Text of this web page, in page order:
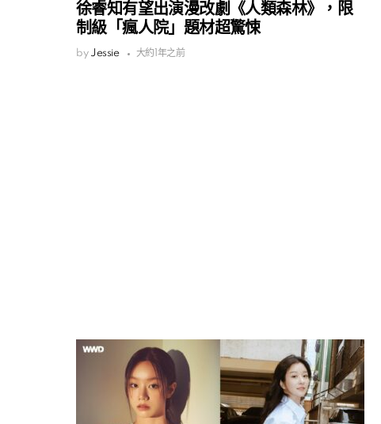
徐睿知有望出演漫改劇《人類森林》，限
制級「瘋人院」題材超驚悚
by Jessie 大約1年之前